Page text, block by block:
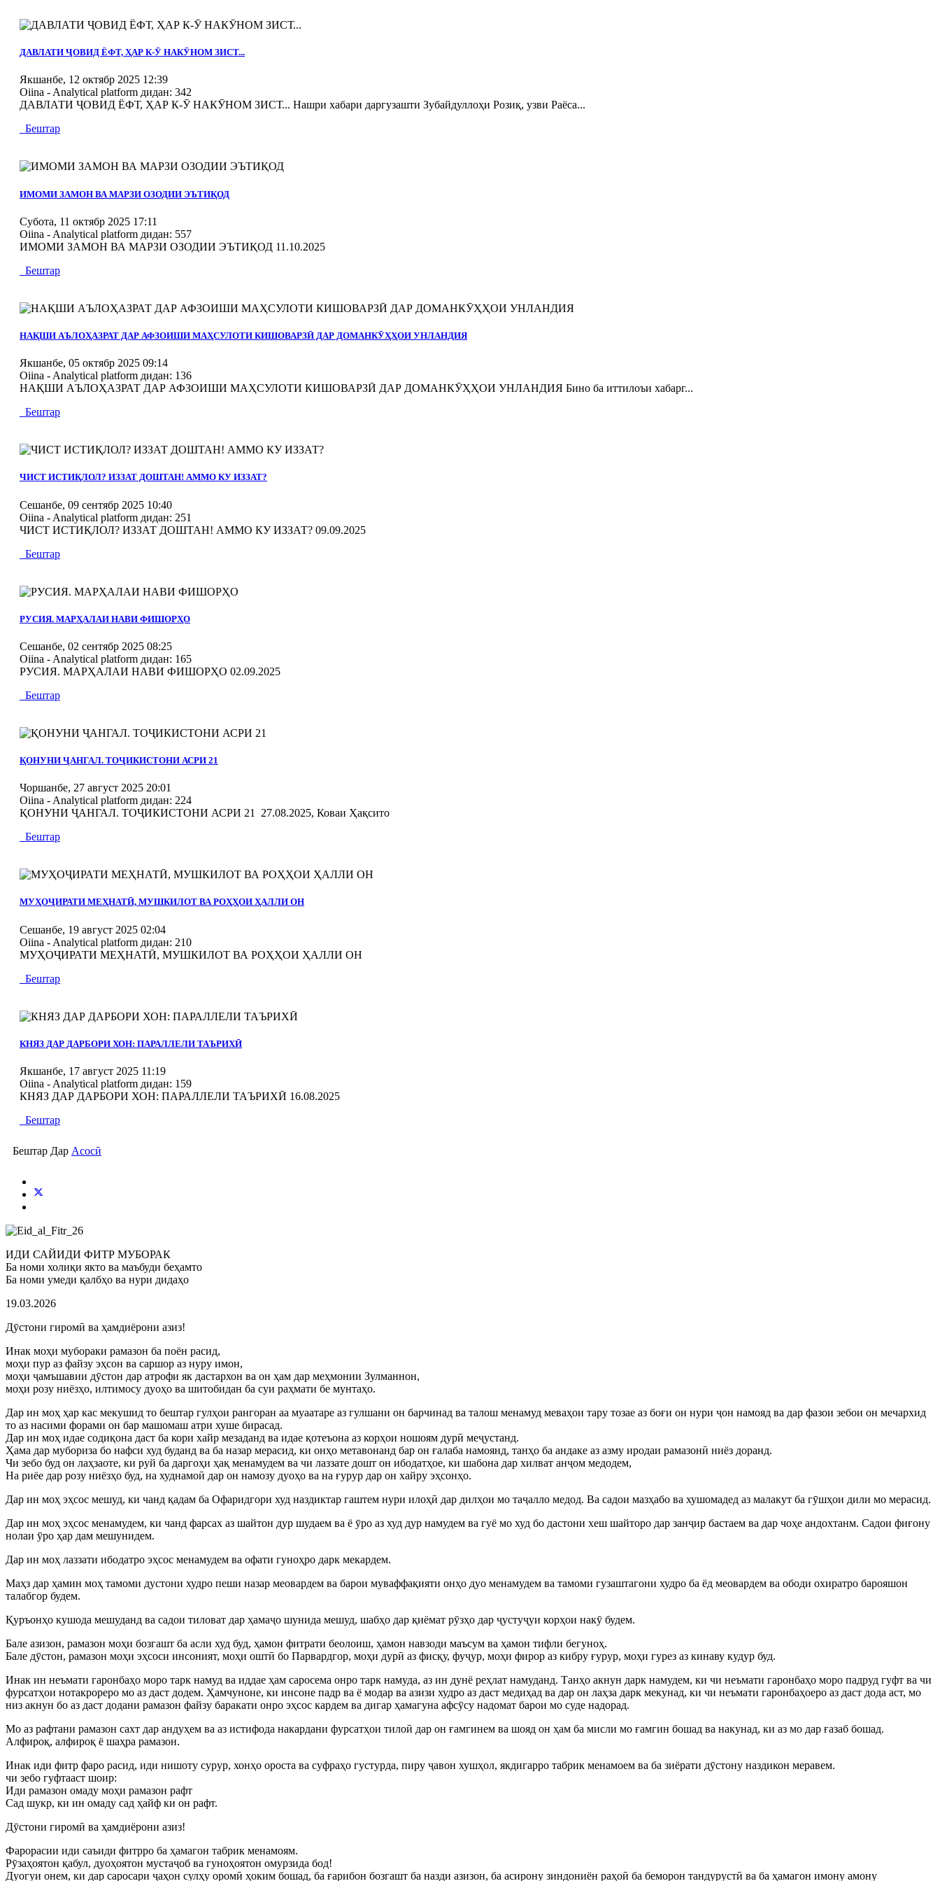
ДАВЛАТИ ҶОВИД ЁФТ, ҲАР К-Ӯ НАКӮНОМ ЗИСТ...
Якшанбе, 12 октябр 2025 12:39
Oiina - Analytical platform дидан: 342
ДАВЛАТИ ҶОВИД ЁФТ, ҲАР К-Ӯ НАКӮНОМ ЗИСТ... Нашри хабари даргузашти Зубайдуллоҳи Розиқ, узви Раёса...
Бештар
ИМОМИ ЗАМОН ВА МАРЗИ ОЗОДИИ ЭЪТИҚОД
Субота, 11 октябр 2025 17:11
Oiina - Analytical platform дидан: 557
ИМОМИ ЗАМОН ВА МАРЗИ ОЗОДИИ ЭЪТИҚОД 11.10.2025
Бештар
НАҚШИ АЪЛОҲАЗРАТ ДАР АФЗОИШИ МАҲСУЛОТИ КИШОВАРЗӢ ДАР ДОМАНКӮҲҲОИ УНЛАНДИЯ
Якшанбе, 05 октябр 2025 09:14
Oiina - Analytical platform дидан: 136
НАҚШИ АЪЛОҲАЗРАТ ДАР АФЗОИШИ МАҲСУЛОТИ КИШОВАРЗӢ ДАР ДОМАНКӮҲҲОИ УНЛАНДИЯ Бино ба иттилоъи хабарг...
Бештар
ЧИСТ ИСТИҚЛОЛ? ИЗЗАТ ДОШТАН! АММО КУ ИЗЗАТ?
Сешанбе, 09 сентябр 2025 10:40
Oiina - Analytical platform дидан: 251
ЧИСТ ИСТИҚЛОЛ? ИЗЗАТ ДОШТАН! АММО КУ ИЗЗАТ? 09.09.2025
Бештар
РУСИЯ. МАРҲАЛАИ НАВИ ФИШОРҲО
Сешанбе, 02 сентябр 2025 08:25
Oiina - Analytical platform дидан: 165
РУСИЯ. МАРҲАЛАИ НАВИ ФИШОРҲО 02.09.2025
Бештар
ҚОНУНИ ҶАНГАЛ. ТОҶИКИСТОНИ АСРИ 21
Чоршанбе, 27 август 2025 20:01
Oiina - Analytical platform дидан: 224
ҚОНУНИ ҶАНГАЛ. ТОҶИКИСТОНИ АСРИ 21 27.08.2025, Коваи Ҳақсито
Бештар
МУҲОҶИРАТИ МЕҲНАТӢ, МУШКИЛОТ ВА РОҲҲОИ ҲАЛЛИ ОН
Сешанбе, 19 август 2025 02:04
Oiina - Analytical platform дидан: 210
МУҲОҶИРАТИ МЕҲНАТӢ, МУШКИЛОТ ВА РОҲҲОИ ҲАЛЛИ ОН
Бештар
КНЯЗ ДАР ДАРБОРИ ХОН: ПАРАЛЛЕЛИ ТАЪРИХӢ
Якшанбе, 17 август 2025 11:19
Oiina - Analytical platform дидан: 159
КНЯЗ ДАР ДАРБОРИ ХОН: ПАРАЛЛЕЛИ ТАЪРИХӢ 16.08.2025
Бештар
Бештар Дар Асосӣ
ИДИ САЙИДИ ФИТР МУБОРАК
Ба номи холиқи якто ва маъбуди беҳамто
Ба номи умеди қалбҳо ва нури дидаҳо
19.03.2026
Дӯстони гиромӣ ва ҳамдиёрони азиз!
Инак моҳи мубораки рамазон ба поён расид,
моҳи пур аз файзу эҳсон ва саршор аз нуру имон,
моҳи ҷамъшавии дӯстон дар атрофи як дастархон ва он ҳам дар меҳмонии Зулманнон,
моҳи розу ниёзҳо, илтимосу дуоҳо ва шитобидан ба суи раҳмати бе мунтаҳо.
Дар ин моҳ ҳар кас мекушид то бештар гулҳои рангоран аа муаатаре аз гулшани он барчинад ва талош менамуд меваҳои тару тозае аз боғи он нури ҷон намояд ва дар фазои зебои он мечархид
то аз насими форами он бар машомаш атри хуше бирасад.
Дар ин моҳ идае содиқона даст ба кори хайр мезаданд ва идае қотеъона аз корҳои ношоям дурӣ меҷустанд.
Ҳама дар мубориза бо нафси худ буданд ва ба назар мерасид, ки онҳо метавонанд бар он ғалаба намоянд, танҳо ба андаке аз азму иродаи рамазонӣ ниёз доранд.
Чи зебо буд он лаҳзаоте, ки руй ба даргоҳи ҳақ менамудем ва чи лаззате дошт он ибодатҳое, ки шабона дар хилват анҷом медодем,
На риёе дар розу ниёзҳо буд, на худнамоӣ дар он намозу дуоҳо ва на ғурур дар он хайру эҳсонҳо.
Дар ин моҳ эҳсос мешуд, ки чанд қадам ба Офаридгори худ наздиктар гаштем нури илоҳӣ дар дилҳои мо таҷалло медод. Ва садои мазҳабо ва хушомадед аз малакут ба гӯшҳои дили мо мерасид.
Дар ин моҳ эҳсос менамудем, ки чанд фарсах аз шайтон дур шудаем ва ё ӯро аз худ дур намудем ва гуё мо худ бо дастони хеш шайторо дар занҷир бастаем ва дар чоҳе андохтанм. Садои фиғону
нолаи ӯро ҳар дам мешунидем.
Дар ин моҳ лаззати ибодатро эҳсос менамудем ва офати гуноҳро дарк мекардем.
Маҳз дар ҳамин моҳ тамоми дустони худро пеши назар меовардем ва барои муваффақияти онҳо дуо менамудем ва тамоми гузаштагони худро ба ёд меовардем ва ободи охиратро барояшон
талабгор будем.
Қуръонҳо кушода мешуданд ва садои тиловат дар ҳамаҷо шунида мешуд, шабҳо дар қиёмат рӯзҳо дар ҷустуҷуи корҳои накӯ будем.
Бале азизон, рамазон моҳи бозгашт ба асли худ буд, ҳамон фитрати беолоиш, ҳамон навзоди маъсум ва ҳамон тифли бегуноҳ.
Бале дӯстон, рамазон моҳи эҳсоси инсоният, моҳи оштӣ бо Парвардгор, моҳи дурӣ аз фисқу, фуҷур, моҳи фирор аз кибру ғурур, моҳи гурез аз кинаву кудур буд.
Инак ин неъмати гаронбаҳо моро тарк намуд ва иддае ҳам саросема онро тарк намуда, аз ин дунё реҳлат намуданд. Танҳо акнун дарк намудем, ки чи неъмати гаронбаҳо моро падруд гуфт ва чи
фурсатҳои нотакрореро мо аз даст додем. Ҳамчуноне, ки инсоне падр ва ё модар ва азизи худро аз даст медиҳад ва дар он лаҳза дарк мекунад, ки чи неъмати гаронбаҳоеро аз даст дода аст, мо
низ акнун бо аз даст додани рамазон файзу баракати онро эҳсос кардем ва дигар ҳамагуна афсӯсу надомат барои мо суде надорад.
Мо аз рафтани рамазон сахт дар андуҳем ва аз истифода накардани фурсатҳои тилоӣ дар он ғамгинем ва шояд он ҳам ба мисли мо ғамгин бошад ва накунад, ки аз мо дар ғазаб бошад.
Алфироқ, алфироқ ё шаҳра рамазон.
Инак иди фитр фаро расид, иди нишоту сурур, хонҳо ороста ва суфраҳо густурда, пиру ҷавон хушҳол, якдигарро табрик менамоем ва ба зиёрати дӯстону наздикон меравем.
чи зебо гуфтааст шоир:
Иди рамазон омаду моҳи рамазон рафт
Сад шукр, ки ин омаду сад ҳайф ки он рафт.
Дӯстони гиромӣ ва ҳамдиёрони азиз!
Фарорасии иди саъиди фитрро ба ҳамагон табрик менамоям.
Рӯзаҳоятон қабул, дуоҳоятон мустаҷоб ва гуноҳоятон омурзида бод!
Дуогуи онем, ки дар саросари ҷаҳон сулҳу оромӣ ҳоким бошад, ба ғарибон бозгашт ба назди азизон, ба асирону зиндониён раҳоӣ ба беморон тандурустӣ ва ба ҳамагон имону амону